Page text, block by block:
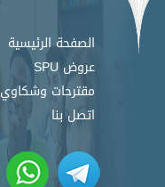
الصفحة الرئيسية
عروض SPU
مقترحات وشكاوي
اتصل بنا